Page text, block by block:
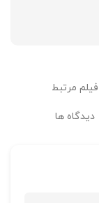
فیلم مرتبط
دیدگاه ها